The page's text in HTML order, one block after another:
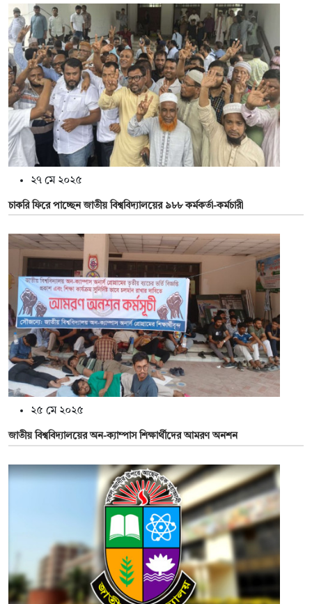
২৭ মে ২০২৫
চাকরি ফিরে পাচ্ছেন জাতীয় বিশ্ববিদ্যালয়ের ৯৮৮ কর্মকর্তা-কর্মচারী
২৫ মে ২০২৫
জাতীয় বিশ্ববিদ্যালয়ের অন-ক্যাম্পাস শিক্ষার্থীদের আমরণ অনশন